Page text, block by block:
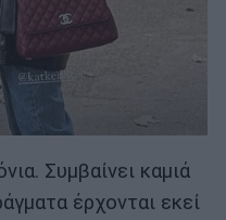
Συμβαίνει καμιά
έρχονται εκεί